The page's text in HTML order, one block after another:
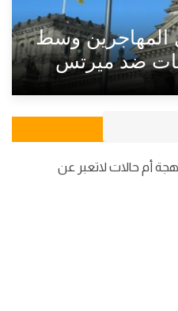
المهاجرين وسط
ضد ميرتس
أم حالات لاتعبر عن